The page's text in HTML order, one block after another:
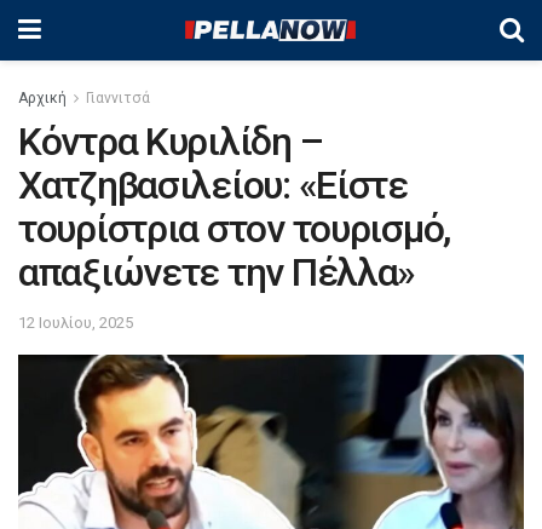
Αρχική Γιαννιτσά
Κόντρα Κυριλίδη –
Χατζηβασιλείου: «Είστε
τουρίστρια στον τουρισμό,
απαξιώνετε την Πέλλα»
12 Ιουλίου, 2025